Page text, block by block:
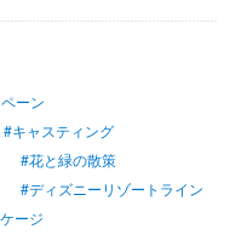
ーン
#キャスティング
#花と緑の散策
#ディズニーリゾートライン
ージ